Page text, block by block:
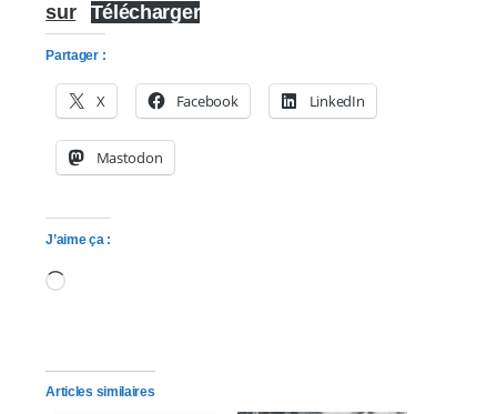
sur
Télécharger
Partager :
X Facebook LinkedIn
Mastodon
J’aime ça :
Articles similaires